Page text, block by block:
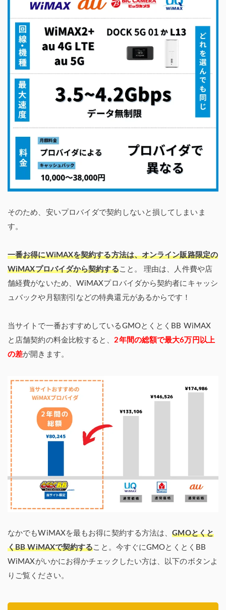
そのため、安いプロバイダで契約しないと損してしまいま
す。
一番お得にWiMAXを契約する方法は、オンライン販路限定の
WiMAXプロバイダから契約すること。 理由は、人件費や店
舗経費がないため、WiMAXプロバイダから契約者にキャッシ
ュバックや月額割引などの特典還元があるからです！
当サイトで一番おすすめしているGMOとくとくBB WiMAX
と店舗契約の料金比較すると、2年間の総額で最大6万円以上
の差が開きます。
なかでもWiMAXを最もお得に契約する方法は、GMOとくと
くBB WiMAXで契約すること。今すぐにGMOとくとくBB
WiMAXがいかにお得かチェックしたい方は、以下のボタンよ
りご覧ください。